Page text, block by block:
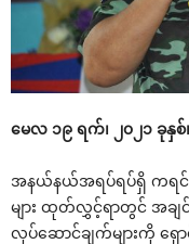
မေလ ၁၉ ရက်၊ ၂၀၂၁ ခုနှ
အနယ်နယ်အရပ်ရပ်ရှိ ကရင်
များ ထုတ်လွှင့်ရာတွင် အချ
လုပ်‌ဆောင်ချက်များကို ‌ရှေ